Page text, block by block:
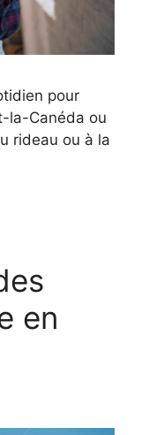
pour
la-Canéda ou
rideau ou à la
en